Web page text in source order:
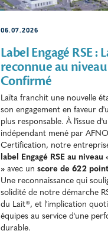
06.07.2026
Label Engagé RSE :
reconnue au niveau
Confirmé
Laïta franchit une nouvelle
son engagement en faveur
plus responsable. À l'issue
indépendant mené par
Certification, notre
label Engagé RSE au
» avec un score de 622
Une reconnaissance qui
solidité de notre démarche
du Lait®, et l'implication
équipes au service d'une
durable.